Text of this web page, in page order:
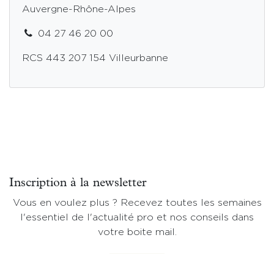
Auvergne-Rhône-Alpes
04 27 46 20 00
RCS 443 207 154 Villeurbanne
Inscription à la newsletter
Vous en voulez plus ? Recevez toutes les semaines
l'essentiel de l'actualité pro et nos conseils dans
votre boite mail.